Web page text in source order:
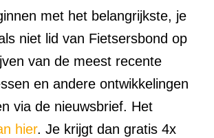
met het belangrijkste, je
niet lid van Fietsersbond op
van de meest recente
en andere ontwikkelingen
via de nieuwsbrief. Het
hier. Je krijgt dan gratis 4x